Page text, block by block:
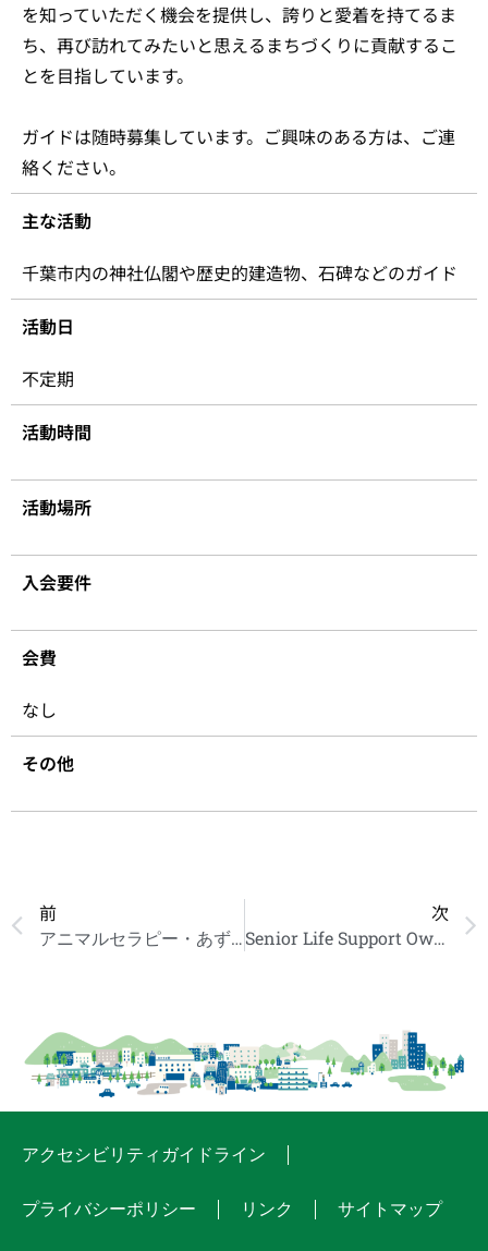
を知っていただく機会を提供し、誇りと愛着を持てるま
ち、再び訪れてみたいと思えるまちづくりに貢献するこ
とを目指しています。
​ガイドは随時募集しています。ご興味のある方は、ご連
絡ください。
主な活動
千葉市内の神社仏閣や歴史的建造物、石碑などのガイド
活動日
不定期
活動時間
活動場所
入会要件
会費
なし
その他
前
アニマルセラピー・あずーる
次
Senior Life Support Owl Club
アクセシビリティガイドライン
プライバシーポリシー リンク サイトマップ